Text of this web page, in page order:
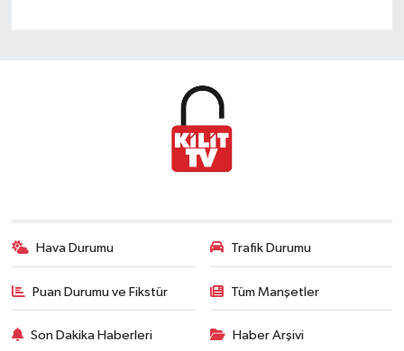
Hava Durumu Trafik Durumu
Puan Durumu ve Fikstür Tüm Manşetler
Son Dakika Haberleri Haber Arşivi